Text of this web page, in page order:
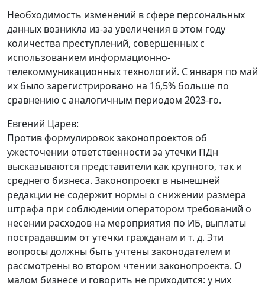
Необходимость изменений в сфере персональных
данных возникла из-за увеличения в этом году
количества преступлений, совершенных с
использованием информационно-
телекоммуникационных технологий. С января по май
их было зарегистрировано на 16,5% больше по
сравнению с аналогичным периодом 2023-го.
Евгений Царев:
Против формулировок законопроектов об
ужесточении ответственности за утечки ПДн
высказываются представители как крупного, так и
среднего бизнеса. Законопроект в нынешней
редакции не содержит нормы о снижении размера
штрафа при соблюдении оператором требований о
несении расходов на мероприятия по ИБ, выплаты
пострадавшим от утечки гражданам и т. д. Эти
вопросы должны быть учтены законодателем и
рассмотрены во втором чтении законопроекта. О
малом бизнесе и говорить не приходится: у них